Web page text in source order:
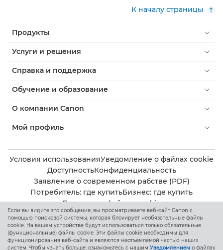
Если вы видите это сообщение, вы просматриваете веб-сайт Canon с
помощью поисковой системы, которая блокирует необязательные файлы
cookie. На вашем устройстве будут использоваться только обязательные
(функциональные) файлы cookie. Эти файлы cookie необходимы для
функционирования веб-сайта и являются неотъемлемой частью наших
систем. Чтобы узнать больше, ознакомьтесь с нашим Уведомлением о файлах
К началу страницы
Продукты
Услуги и решения
Справка и поддержка
Обучение и образование
О компании Canon
Мой профиль
Условия использованияУведомление о файлах cookie
ДоступностьКонфиденциальность
Заявление о современном рабстве (PDF)
Потребитель: где купитьБизнес: где купить
Параметры файлов cookie
Canon Kazakhstan